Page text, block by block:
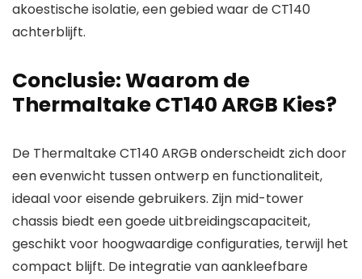
akoestische isolatie, een gebied waar de CT140
achterblijft.
Conclusie: Waarom de
Thermaltake CT140 ARGB Kies?
De Thermaltake CT140 ARGB onderscheidt zich door
een evenwicht tussen ontwerp en functionaliteit,
ideaal voor eisende gebruikers. Zijn mid-tower
chassis biedt een goede uitbreidingscapaciteit,
geschikt voor hoogwaardige configuraties, terwijl het
compact blijft. De integratie van aankleefbare